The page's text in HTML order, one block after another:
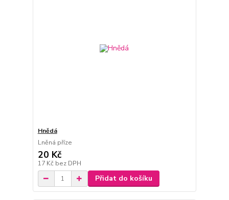
Hnědá
Lněná příze
20 Kč
17 Kč bez DPH
Přidat do košíku